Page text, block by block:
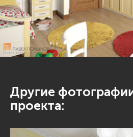
Другие
проекта: